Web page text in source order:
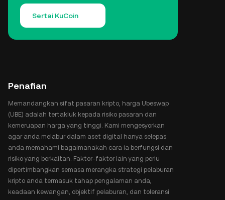
Sertai KuCoin
Penafian
Memandangkan sifat pasaran kripto, harga Ubeswap
(UBE) adalah tertakluk kepada risiko pasaran dan
kemeruapan harga yang tinggi. Kami mengesyorkan
agar anda melabur dalam aset digital hanya selepas
anda memahami bagaimanakah cara ia berfungsi dan
risiko yang berkaitan. Faktor-faktor lain yang perlu
dipertimbangkan semasa merangka strategi pelaburan
kripto anda termasuk tahap pengalaman anda,
keadaan kewangan, objektif pelaburan, dan toleransi